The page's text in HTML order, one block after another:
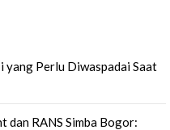
yang Perlu Diwaspadai Saat
dan RANS Simba Bogor: